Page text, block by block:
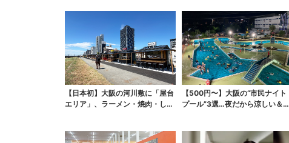
【日本初】大阪の河川敷に「屋台
エリア」、ラーメン・焼肉・しゃ
【500円〜】大阪の“市民ナイト
プール”3選…夜だから涼しい＆コ